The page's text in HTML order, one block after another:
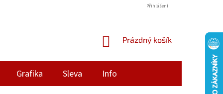
Přihlášení
NÁKUPNÍ
Prázdný košík
Grafika Sleva Info